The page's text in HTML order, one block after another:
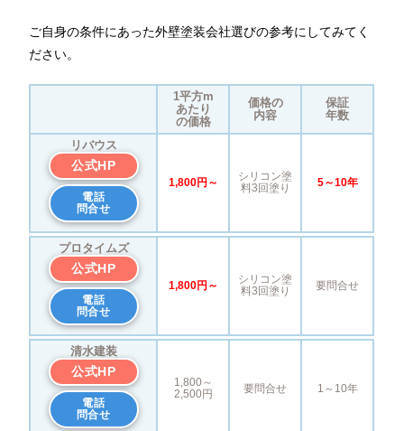
ご自身の条件にあった外壁塗装会社選びの参考にしてみてく
ださい。
1平方m
あたり
の価格
価格の
内容
保証
年数
リバウス
公式HP
電話
問合せ
1,800円～
シリコン塗
料3回塗り
5～10年
プロタイムズ
公式HP
電話
問合せ
1,800円～
シリコン塗
料3回塗り
要問合せ
清水建装
公式HP
電話
問合せ
1,800～
2,500円
要問合せ 1～10年